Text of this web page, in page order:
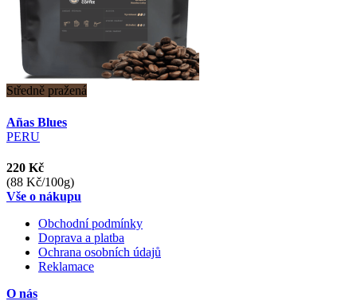
Středně pražená
Añas Blues
PERU
220 Kč
(88 Kč/100g)
Vše o nákupu
Obchodní podmínky
Doprava a platba
Ochrana osobních údajů
Reklamace
O nás